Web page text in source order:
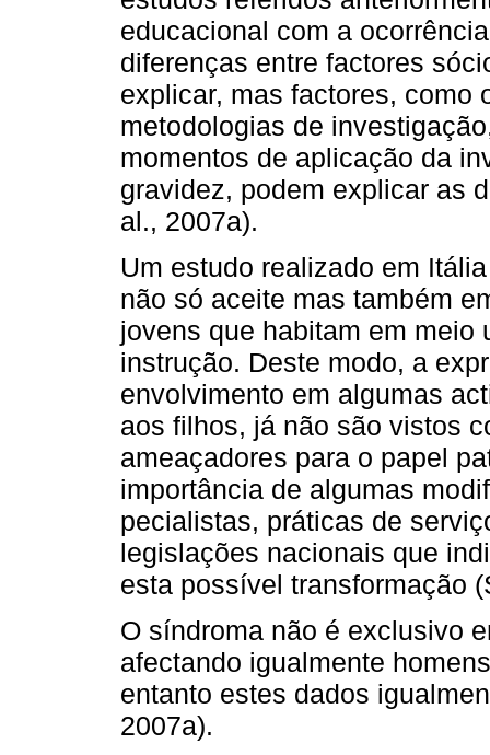
educacional com a
diferenças entre factores
explicar, mas factores, como
metodolo­gias de
momentos de aplicação da
gravidez, podem explicar as
al., 2007a).
Um estudo realizado em
não só aceite mas também
jovens que habitam em meio
instrução. Deste modo, a
envolvimento em algumas
aos filhos, já não são vistos
ameaçadores para o papel
importância de algumas
pecialistas, práticas de
legislações nacionais que
esta possível transformação
O síndroma não é exclusivo
afectando igual­mente
entanto estes dados
2007a).